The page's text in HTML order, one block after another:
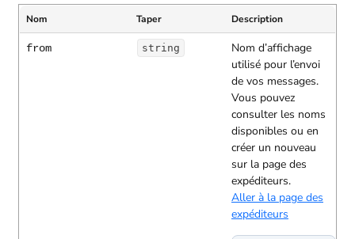
Nom Taper Description
from string
Nom d’affichage
utilisé pour l’envoi
de vos messages.
Vous pouvez
consulter les noms
disponibles ou en
créer un nouveau
sur la page des
expéditeurs.
Aller à la page des
expéditeurs